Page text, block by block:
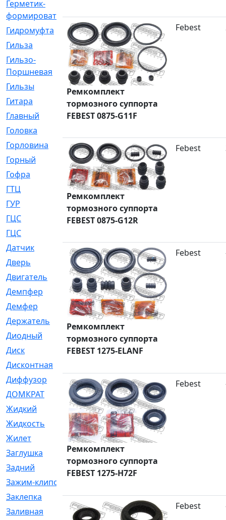
Герметик-
формирователь
Гидромуфта
[47]
Гильза
[56]
Гильзо-
Поршневая
[13]
Гильзы
[259]
Гитара
[7]
Главный
[29]
Головка
Горловина
[14]
Горный
[1]
Гофра
[86]
ГТЦ
[96]
ГУР
[34]
ГЦC
[6]
ГЦС
Датчик
[969]
Дверь
[249]
Двигатель
[64]
Демпфер
[2]
Демфер
[1]
Держатель
[5]
Диодный
[3]
Диск
[418]
Дисконтная
Диффузор
[1]
ДОМКРАТ
[1]
Жидкий
[5]
Жидкость
[80]
Жилет
[1]
Заглушка
[21]
Задний
[528]
Зажим-клипса
Заклепка
[1]
Заливная
[4]
Ремкомплект
тормозного суппорта
FEBEST 0875-G11F
Febest
Ремкомплект
тормозного суппорта
FEBEST 0875-G12R
Febest
Ремкомплект
тормозного суппорта
FEBEST 1275-ELANF
Febest
Ремкомплект
тормозного суппорта
FEBEST 1275-H72F
Febest
Febest